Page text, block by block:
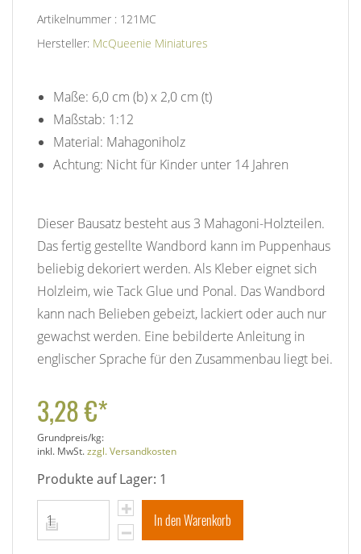
Artikelnummer : 121MC
Hersteller: McQueenie Miniatures
Maße: 6,0 cm (b) x 2,0 cm (t)
Maßstab: 1:12
Material: Mahagoniholz
Achtung: Nicht für Kinder unter 14 Jahren
Dieser Bausatz besteht aus 3 Mahagoni-Holzteilen.
Das fertig gestellte Wandbord kann im Puppenhaus
beliebig dekoriert werden. Als Kleber eignet sich
Holzleim, wie Tack Glue und Ponal. Das Wandbord
kann nach Belieben gebeizt, lackiert oder auch nur
gewachst werden. Eine bebilderte Anleitung in
englischer Sprache für den Zusammenbau liegt bei.
3,28 €*
Grundpreis/kg:
inkl. MwSt.zzgl. Versandkosten
Produkte auf Lager: 1
In den Warenkorb